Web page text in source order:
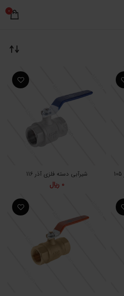
0
شیرآبی دسته فلزی آذر 116
0 ﷼